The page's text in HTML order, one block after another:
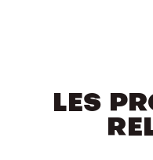
LES